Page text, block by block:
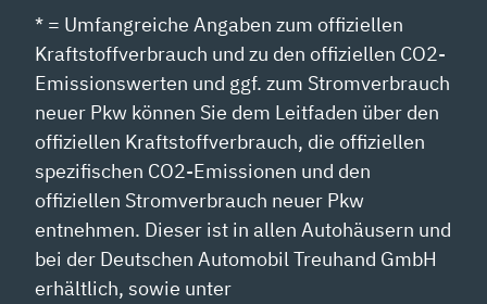
* = Umfangreiche Angaben zum offiziellen
Kraftstoffverbrauch und zu den offiziellen CO2-
Emissionswerten und ggf. zum Stromverbrauch
neuer Pkw können Sie dem Leitfaden über den
offiziellen Kraftstoffverbrauch, die offiziellen
spezifischen CO2-Emissionen und den
offiziellen Stromverbrauch neuer Pkw
entnehmen. Dieser ist in allen Autohäusern und
bei der Deutschen Automobil Treuhand GmbH
erhältlich, sowie unter